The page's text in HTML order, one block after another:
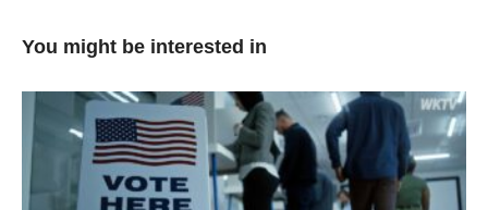
You might be interested in